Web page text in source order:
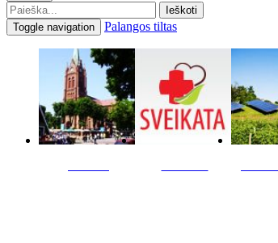
Ieškoti
Toggle navigation
Palangos tiltas